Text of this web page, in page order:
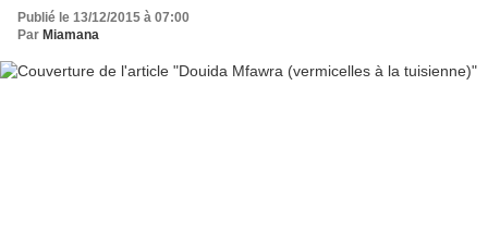
Publié le 13/12/2015 à 07:00
Par Miamana